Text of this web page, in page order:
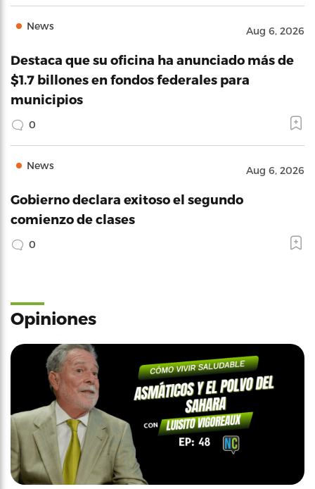
News Aug 6, 2026
Destaca que su oficina ha anunciado más de
$1.7 billones en fondos federales para
municipios
0
News Aug 6, 2026
Gobierno declara exitoso el segundo
comienzo de clases
0
Opiniones